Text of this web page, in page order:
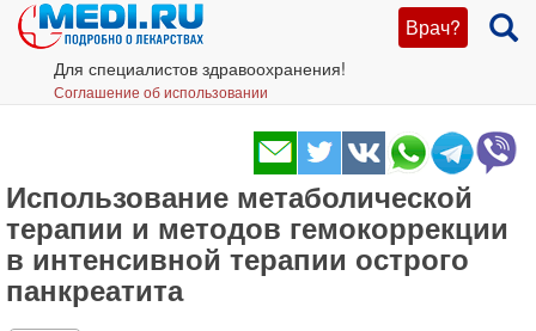
Врач?
Для специалистов здравоохранения!
Соглашение об использовании
Использование метаболической
терапии и методов гемокоррекции
в интенсивной терапии острого
панкреатита